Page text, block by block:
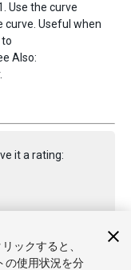
Use the curve
Useful when
Also:
it a rating:
ックすると、
の使用状況を分